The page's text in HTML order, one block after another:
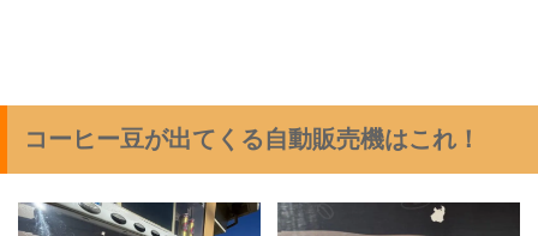
コーヒー豆が出てくる自動販売機はこれ！